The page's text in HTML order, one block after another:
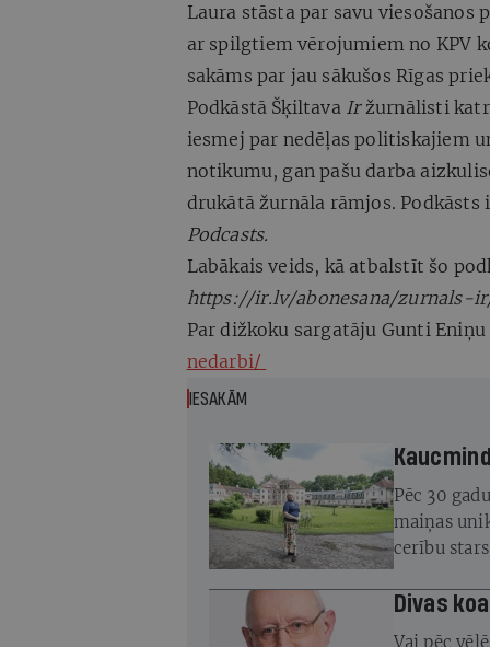
Laura stāsta par savu viesošanos
ar spilgtiem vērojumiem no KPV
sakāms par jau sākušos Rīgas
Podkāstā Šķiltava Iržurnālisti
iesmej par nedēļas politiskajiem
notikumu, gan pašu darba
drukātā žurnāla rāmjos. Podkāsts
Podcasts.
Labākais veids, kā atbalstīt šo
https://ir.lv/abonesana/zurnals-
Par dižkoku sargatāju Gunti
nedarbi/
IESAKĀM
Pēc 30
maiņas
cerību
atjaunot
Divas
Vai pēc